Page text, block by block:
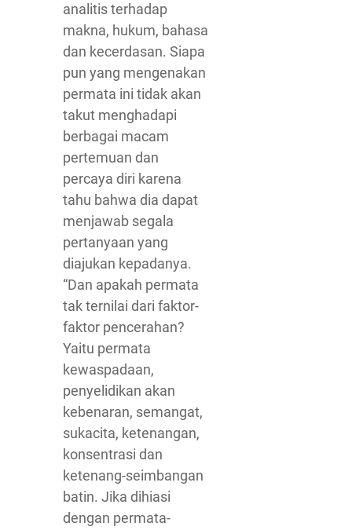
analitis terhadap
makna, hukum, bahasa
dan kecerdasan. Siapa
pun yang mengenakan
permata ini tidak akan
takut menghadapi
berbagai macam
pertemuan dan
percaya diri karena
tahu bahwa dia dapat
menjawab segala
pertanyaan yang
diajukan kepadanya.
“Dan apakah permata
tak ternilai dari faktor-
faktor pencerahan?
Yaitu permata
kewaspadaan,
penyelidikan akan
kebenaran, semangat,
sukacita, ketenangan,
konsentrasi dan
ketenang-seimbangan
batin. Jika dihiasi
dengan permata-